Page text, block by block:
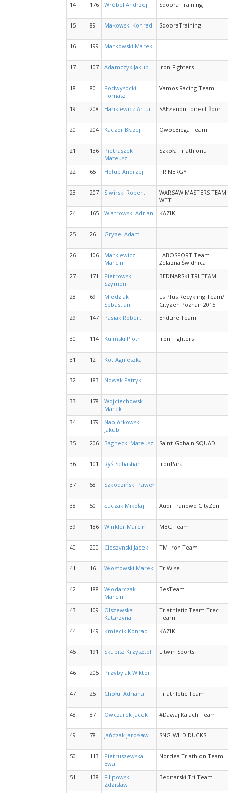
14 176 Wróbel Andrzej Sqoora Training
15 89 Makowski Konrad SqooraTraining
16 199 Markowski Marek
17 107 Adamczyk Jakub Iron Fighters
18 80
Podwysocki
Tomasz
Vamos Racing Team
19 208 Hankiewicz Artur SAEzenon_ direct floor
20 204 Kaczor Błażej OwocBiega Team
21 136
Pietraszek
Mateusz
Szkoła Triathlonu
22 65 Hołub Andrzej TRINERGY
23 207 Siwirski Robert
WARSAW MASTERS TEAM
WTT
24
165 Wiatrowski Adrian KAZIKI
25 26 Gryzel Adam
26 106
Markiewicz
Marcin
LABOSPORT Team
Żelazna Świdnica
27
171
Pietrowski
Szymon
BEDNARSKI TRI TEAM
28 69
Miedziak
Sebastian
Ls Plus Recykling Team/
Cityzen Poznan 2015
29
147 Pasiak Robert Endure Team
30 114 Kuliński Piotr Iron Fighters
31 12 Kot Agnieszka
32 183 Nowak Patryk
33 178
Wojciechowski
Marek
34
179
Napiórkowski
Jakub
35
206 Bagnecki Mateusz Saint-Gobain SQUAD
36 101 Ryś Sebastian IronPara
37 58 Szkodziński Paweł
38 50 Łuczak Mikołaj Audi Franowo CityZen
39 186 Winkler Marcin MBC Team
40 200 Cieszynski Jacek TM Iron Team
41 16 Włostowski Marek TriWise
42 188
Włodarczak
Marcin
BesTeam
43 109
Olszewska
Katarzyna
Triathletic Team Trec
Team
44
149 Kmiecik Konrad KAZIKI
45 191 Skubisz Krzysztof Litwin Sports
46 205 Przybylak Wiktor
47 25 Chołuj Adriana Triathletic Team
48 87 Owczarek Jacek #Dawaj Kalach Team
49 78 Jańczak Jarosław SNG WILD DUCKS
50 113
Pietruszewska
Ewa
Nordea Triathlon Team
51 138
Filipowski
Zdzisław
Bednarski Tri Team